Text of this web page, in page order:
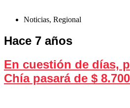
Noticias, Regional
Hace 7 años
En cuestión de días,
Chía pasará de $